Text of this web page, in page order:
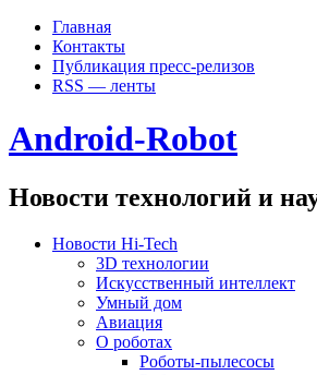
Главная
Контакты
Публикация пресс-релизов
RSS — ленты
Android-Robot
Новости технологий и
Новости Hi-Tech
3D технологии
Искусственный интеллект
Умный дом
Авиация
О роботах
Роботы-пылесосы